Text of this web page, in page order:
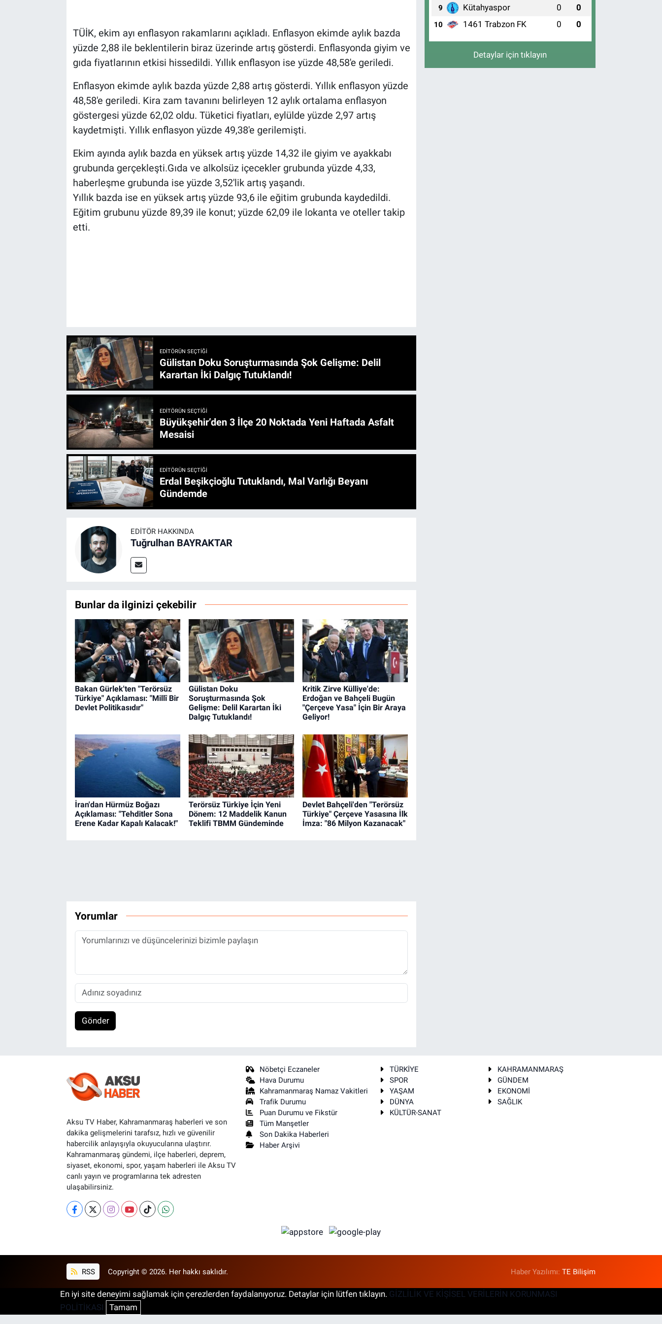
TÜİK, ekim ayı enflasyon rakamlarını açıkladı. Enflasyon ekimde aylık bazda
yüzde 2,88 ile beklentilerin biraz üzerinde artış gösterdi. Enflasyonda giyim ve
gıda fiyatlarının etkisi hissedildi. Yıllık enflasyon ise yüzde 48,58'e geriledi.
Enflasyon ekimde aylık bazda yüzde 2,88 artış gösterdi. Yıllık enflasyon yüzde
48,58'e geriledi. Kira zam tavanını belirleyen 12 aylık ortalama enflasyon
göstergesi yüzde 62,02 oldu. Tüketici fiyatları, eylülde yüzde 2,97 artış
kaydetmişti. Yıllık enflasyon yüzde 49,38'e gerilemişti.
Ekim ayında aylık bazda en yüksek artış yüzde 14,32 ile giyim ve ayakkabı
grubunda gerçekleşti.Gıda ve alkolsüz içecekler grubunda yüzde 4,33,
haberleşme grubunda ise yüzde 3,52'lik artış yaşandı.
Yıllık bazda ise en yüksek artış yüzde 93,6 ile eğitim grubunda kaydedildi.
Eğitim grubunu yüzde 89,39 ile konut; yüzde 62,09 ile lokanta ve oteller takip
etti.
EDITÖRÜN SEÇTIĞI
Gülistan Doku Soruşturmasında Şok Gelişme: Delil
Karartan İki Dalgıç Tutuklandı!
EDITÖRÜN SEÇTIĞI
Büyükşehir’den 3 İlçe 20 Noktada Yeni Haftada Asfalt
Mesaisi
EDITÖRÜN SEÇTIĞI
Erdal Beşikçioğlu Tutuklandı, Mal Varlığı Beyanı
Gündemde
EDITÖR HAKKINDA
Tuğrulhan BAYRAKTAR
Bunlar da ilginizi çekebilir
Bakan Gürlek'ten "Terörsüz
Türkiye" Açıklaması: "Millî Bir
Devlet Politikasıdır"
Gülistan Doku
Soruşturmasında Şok
Gelişme: Delil Karartan İki
Dalgıç Tutuklandı!
Kritik Zirve Külliye'de:
Erdoğan ve Bahçeli Bugün
"Çerçeve Yasa" İçin Bir Araya
Geliyor!
İran'dan Hürmüz Boğazı
Açıklaması: "Tehditler Sona
Erene Kadar Kapalı Kalacak!"
Terörsüz Türkiye İçin Yeni
Dönem: 12 Maddelik Kanun
Teklifi TBMM Gündeminde
Devlet Bahçeli'den "Terörsüz
Türkiye" Çerçeve Yasasına İlk
İmza: "86 Milyon Kazanacak"
Yorumlar
Gönder
9 Kütahyaspor 0 0
10 1461 Trabzon FK 0 0
Detaylar için tıklayın
Aksu TV Haber, Kahramanmaraş haberleri ve son
dakika gelişmelerini tarafsız, hızlı ve güvenilir
habercilik anlayışıyla okuyucularına ulaştırır.
Kahramanmaraş gündemi, ilçe haberleri, deprem,
siyaset, ekonomi, spor, yaşam haberleri ile Aksu TV
canlı yayın ve programlarına tek adresten
ulaşabilirsiniz.
Nöbetçi Eczaneler
Hava Durumu
Kahramanmaraş Namaz Vakitleri
Trafik Durumu
Puan Durumu ve Fikstür
Tüm Manşetler
Son Dakika Haberleri
Haber Arşivi
TÜRKİYE
KAHRAMANMARAŞ
SPOR
GÜNDEM
YAŞAM
EKONOMİ
DÜNYA
SAĞLIK
KÜLTÜR-SANAT
RSS Copyright © 2026. Her hakkı saklıdır. Haber Yazılımı:TE Bilişim
En iyi site deneyimi sağlamak için çerezlerden faydalanıyoruz. Detaylar için lütfen tıklayın. GİZLİLİK VE KİŞİSEL VERİLERİN KORUNMASI
POLİTİKASI
Tamam